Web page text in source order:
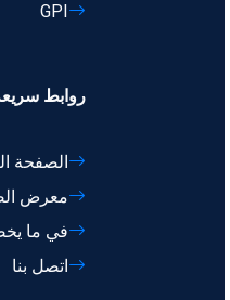
GPI
روابط
الصفحة
معرض
في ما
اتصل بنا